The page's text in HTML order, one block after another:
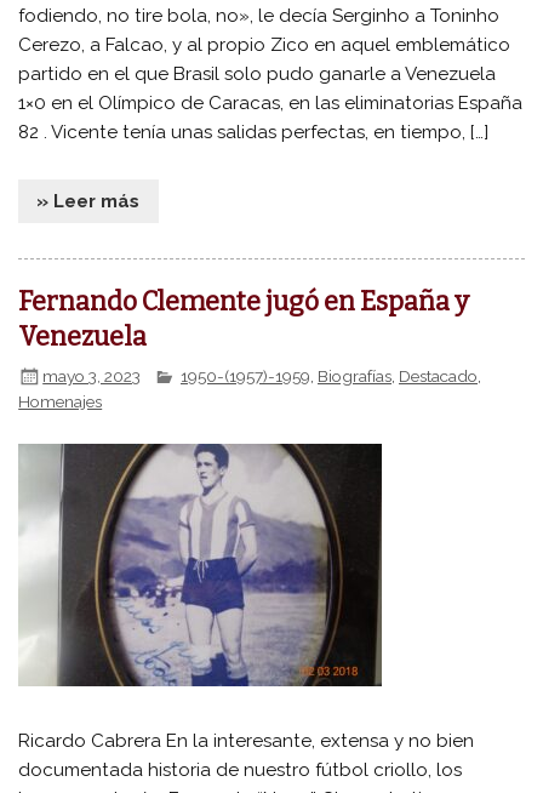
fodiendo, no tire bola, no», le decía Serginho a Toninho
Cerezo, a Falcao, y al propio Zico en aquel emblemático
partido en el que Brasil solo pudo ganarle a Venezuela
1×0 en el Olímpico de Caracas, en las eliminatorias España
82 . Vicente tenía unas salidas perfectas, en tiempo, […]
» Leer más
Fernando Clemente jugó en España y
Venezuela
mayo 3, 2023 1950-(1957)-1959 Biografías Destacado
Homenajes
Ricardo Cabrera En la interesante, extensa y no bien
documentada historia de nuestro fútbol criollo, los